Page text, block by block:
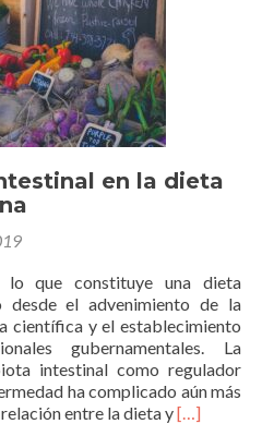
en la dieta
lo que constituye una dieta
desde el advenimiento de la
científica y el establecimiento
gubernamentales. La
intestinal como regulador
ha complicado aún más
entre la dieta yLeer
[…]